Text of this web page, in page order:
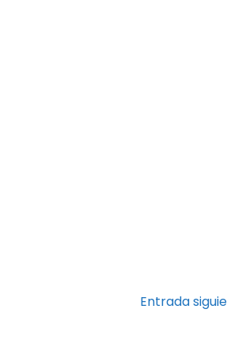
Entrada